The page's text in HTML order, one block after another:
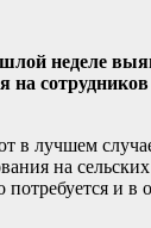
неделе
лучшем случае
на
и